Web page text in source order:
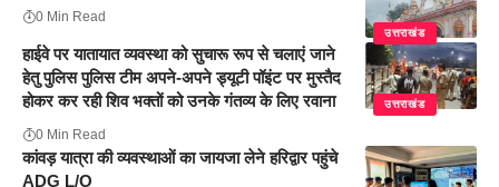
उत्तराखंड
0 Min Read
उत्तराखंड
हाईवे पर यातायात व्यवस्था को सुचारू रूप से चलाएं जाने
हेतु पुलिस पुलिस टीम अपने-अपने ड्यूटी पॉइंट पर मुस्तैद
होकर कर रही शिव भक्तों को उनके गंतव्य के लिए रवाना
0 Min Read
कांवड़ यात्रा की व्यवस्थाओं का जायजा लेने हरिद्वार पहुंचे
ADG L/O